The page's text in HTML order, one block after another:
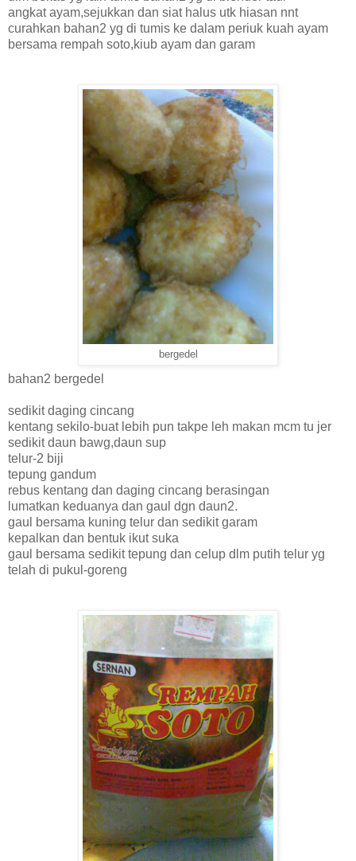
angkat ayam,sejukkan dan siat halus utk hiasan nnt
curahkan bahan2 yg di tumis ke dalam periuk kuah ayam
bersama rempah soto,kiub ayam dan garam
bergedel
bahan2 bergedel
sedikit daging cincang
kentang sekilo-buat lebih pun takpe leh makan mcm tu jer
sedikit daun bawg,daun sup
telur-2 biji
tepung gandum
rebus kentang dan daging cincang berasingan
lumatkan keduanya dan gaul dgn daun2.
gaul bersama kuning telur dan sedikit garam
kepalkan dan bentuk ikut suka
gaul bersama sedikit tepung dan celup dlm putih telur yg
telah di pukul-goreng